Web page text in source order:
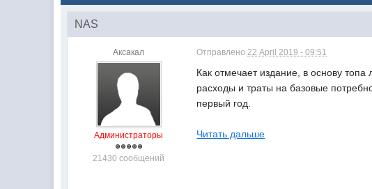
NAS
Аксакал
Администраторы
21430 сообщений
Отправлено22 April 2019 - 09:51
Как отмечает издание, в основу
расходы и траты на базовые
первый год.
Читать дальше